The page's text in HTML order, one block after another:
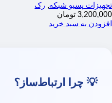
تجهیزات پسیو شبکه, رک
3,200,000 تومان
افزودن به سبد خرید
💡 چرا ارتباط‌ساز؟